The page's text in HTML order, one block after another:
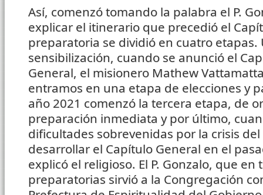
Así, comenzó tomando la palabra el P.
explicar el itinerario que precedió el
preparatoria se dividió en cuatro
sensibilización, cuando se anunció el
General, el misionero Mathew
entramos en una etapa de elecciones y
año 2021 comenzó la tercera etapa, de
preparación inmediata y por último,
dificultades sobrevenidas por la crisis
desarrollar el Capítulo General en el
explicó el religioso. El P. Gonzalo, que en
preparatorias sirvió a la Congregación